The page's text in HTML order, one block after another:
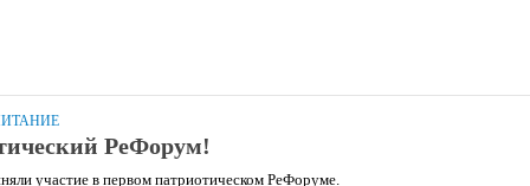
РеФорум!
участие в первом патриотическом РеФоруме.